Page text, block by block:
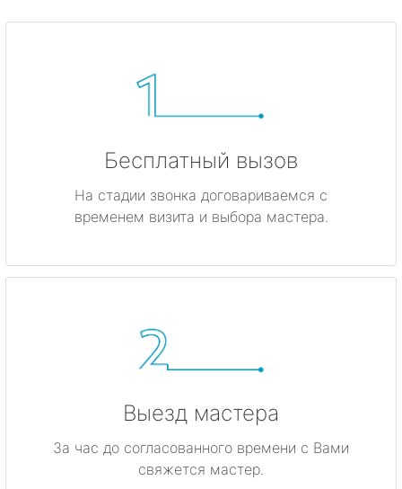
Бесплатный вызов
На стадии звонка договариваемся с
временем визита и выбора мастера.
Выезд мастера
За час до согласованного времени с Вами
свяжется мастер.